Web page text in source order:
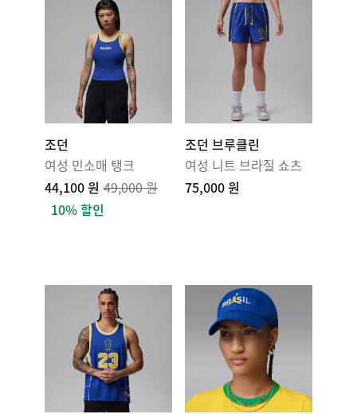
조던
여성 민소매 탱크
44,100 원 49,000 원
10% 할인
조던 브루클린
여성 니트 브라질 쇼츠
75,000 원